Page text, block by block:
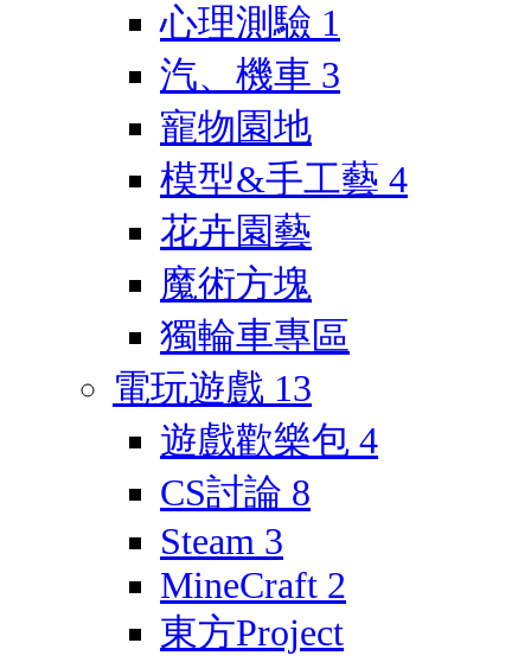
心理測驗 1
汽、機車 3
寵物園地
模型&手工藝 4
花卉園藝
魔術方塊
獨輪車專區
電玩遊戲 13
遊戲歡樂包 4
CS討論 8
Steam 3
MineCraft 2
東方Project